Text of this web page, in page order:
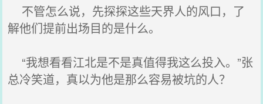
不管怎么说，先探探这些天界人的风口，了
解他们提前出场目的是什么。
“我想看看江北是不是真值得我这么投入。”张
总冷笑道，真以为他是那么容易被坑的人？